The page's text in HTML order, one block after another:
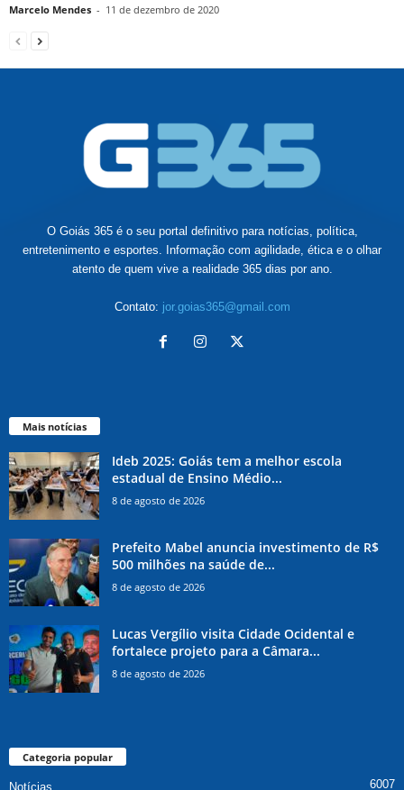
Marcelo Mendes - 11 de dezembro de 2020
O Goiás 365 é o seu portal definitivo para notícias, política,
entretenimento e esportes. Informação com agilidade, ética e o olhar
atento de quem vive a realidade 365 dias por ano.
Contato: jor.goias365@gmail.com
Mais notícias
Ideb 2025: Goiás tem a melhor escola
estadual de Ensino Médio...
8 de agosto de 2026
Prefeito Mabel anuncia investimento de R$
500 milhões na saúde de...
8 de agosto de 2026
Lucas Vergílio visita Cidade Ocidental e
fortalece projeto para a Câmara...
8 de agosto de 2026
Categoria popular
Notícias 6007